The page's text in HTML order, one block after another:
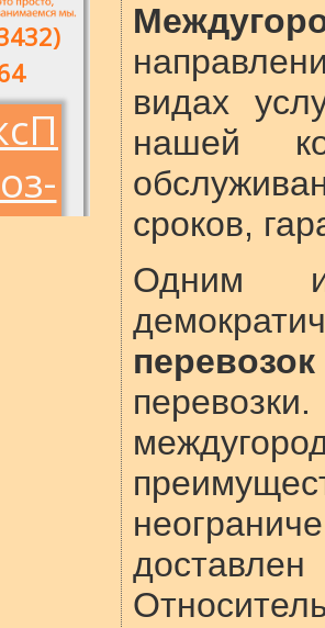
видах
нашей
сроков,
Одним
перевозок